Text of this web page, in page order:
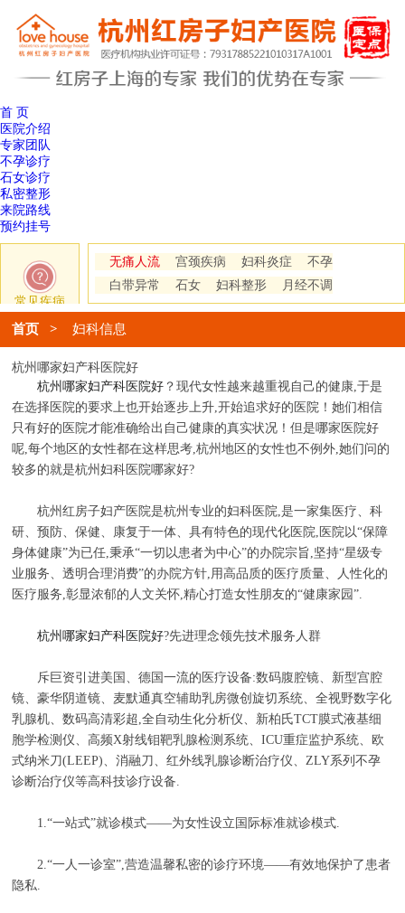
首 页
医院介绍
专家团队
不孕诊疗
石女诊疗
私密整形
来院路线
预约挂号
常见疾病
无痛人流 宫颈疾病 妇科炎症
不孕
白带异常
石女 妇科整形 月经不调
首页> 妇科信息
杭州哪家妇产科医院好
杭州哪家妇产科医院好 ？现代女性越来越重视自己的健康,于是
在选择医院的要求上也开始逐步上升,开始追求好的医院！她们相信
只有好的医院才能准确给出自己健康的真实状况！但是哪家医院好
呢,每个地区的女性都在这样思考,杭州地区的女性也不例外,她们问的
较多的就是杭州妇科医院哪家好?
杭州红房子妇产医院是杭州专业的妇科医院,是一家集医疗、科
研、预防、保健、康复于一体、具有特色的现代化医院,医院以“保障
身体健康”为已任,秉承“一切以患者为中心”的办院宗旨,坚持“星级专
业服务、透明合理消费”的办院方针,用高品质的医疗质量、人性化的
医疗服务,彰显浓郁的人文关怀,精心打造女性朋友的“健康家园”.
杭州哪家妇产科医院好?先进理念领先技术服务人群
斥巨资引进美国、德国一流的医疗设备:数码腹腔镜、新型宫腔
镜、豪华阴道镜、麦默通真空辅助乳房微创旋切系统、全视野数字化
乳腺机、数码高清彩超,全自动生化分析仪、新柏氏TCT膜式液基细
胞学检测仪、高频X射线钼靶乳腺检测系统、ICU重症监护系统、欧
式纳米刀(LEEP)、消融刀、红外线乳腺诊断治疗仪、ZLY系列不孕
诊断治疗仪等高科技诊疗设备.
1.“一站式”就诊模式――为女性设立国际标准就诊模式.
2.“一人一诊室”,营造温馨私密的诊疗环境――有效地保护了患者
隐私.